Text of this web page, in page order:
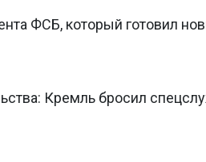
ФСБ, который готовил
Кремль бросил